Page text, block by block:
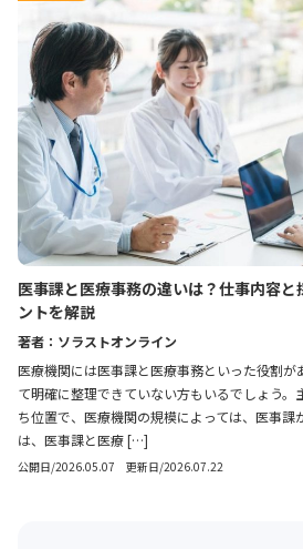
医事課と医療事務の違いは？仕事内容
ントを解説
著者：ソラストオンライン
医療機関には医事課と医療事務といった役割
て明確に整理できていない方もいるでしょう。
ち位置で、医療機関の規模によっては、医事課
は、医事課と医療 […]
公開日/2026.05.07 更新日/2026.07.22